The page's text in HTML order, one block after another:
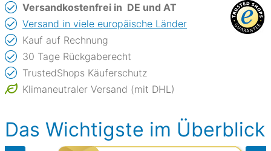
Versandkostenfrei in DE und AT
Versand in viele europäische Länder
Kauf auf Rechnung
30 Tage Rückgaberecht
TrustedShops Käuferschutz
Klimaneutraler Versand (mit DHL)
Das Wichtigste im Überblick